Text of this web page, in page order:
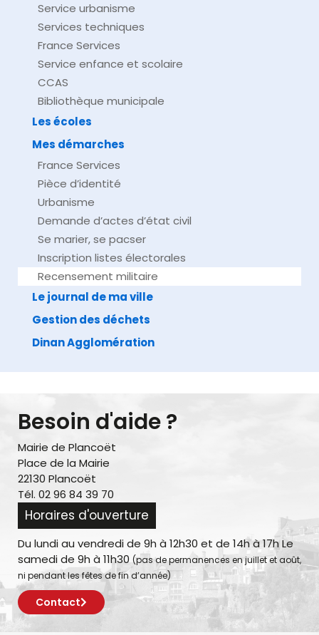
Service urbanisme
Services techniques
France Services
Service enfance et scolaire
CCAS
Bibliothèque municipale
Les écoles
Mes démarches
France Services
Pièce d’identité
Urbanisme
Demande d’actes d’état civil
Se marier, se pacser
Inscription listes électorales
Recensement militaire
Le journal de ma ville
Gestion des déchets
Dinan Agglomération
Besoin d'aide ?
Mairie de Plancoët
Place de la Mairie
22130 Plancoët
Tél. 02 96 84 39 70
Horaires d'ouverture
Du lundi au vendredi de 9h à 12h30 et de 14h à 17h Le
samedi de 9h à 11h30 (pas de permanences en juillet et août,
ni pendant les fêtes de fin d’année)
Contact